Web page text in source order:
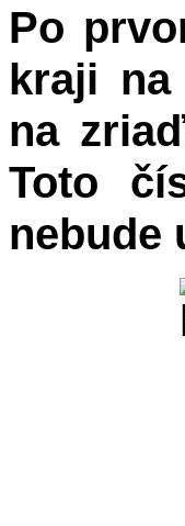
Po
kraji na
na
Toto
nebude